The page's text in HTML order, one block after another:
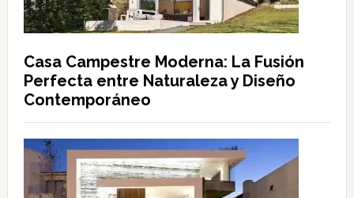
Casa Campestre Moderna: La Fusión
Perfecta entre Naturaleza y Diseño
Contemporáneo